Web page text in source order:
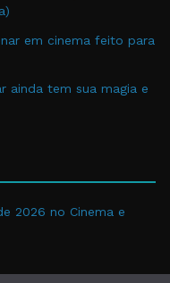
em cinema feito para
ainda tem sua magia e
2026 no Cinema e